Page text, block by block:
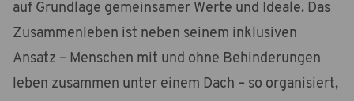
auf Grundlage gemeinsamer Werte und Ideale. Das
Zusammenleben ist neben seinem inklusiven
Ansatz – Menschen mit und ohne Behinderungen
leben zusammen unter einem Dach – so organisiert,